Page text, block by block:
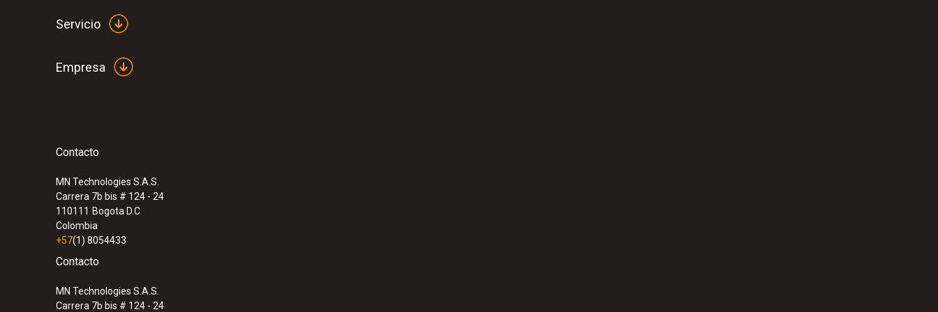
Servicio
Empresa
Contacto
MN Technologies S.A.S.
Carrera 7b bis # 124 - 24
110111 Bogota D.C
Colombia
+57(1) 8054433
Contacto
MN Technologies S.A.S.
Carrera 7b bis # 124 - 24